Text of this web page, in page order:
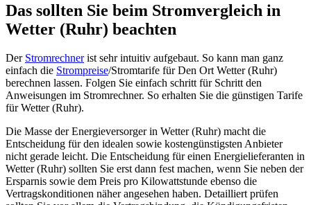
Das sollten Sie beim Stromvergleich in
Wetter (Ruhr) beachten
Der Stromrechnerist sehr intuitiv aufgebaut. So kann man ganz
einfach die Strompreise/Stromtarife für Den Ort Wetter (Ruhr)
berechnen lassen. Folgen Sie einfach schritt für Schritt den
Anweisungen im Stromrechner. So erhalten Sie die günstigen Tarife
für Wetter (Ruhr).
Die Masse der Energieversorger in Wetter (Ruhr) macht die
Entscheidung für den idealen sowie kostengünstigsten Anbieter
nicht gerade leicht. Die Entscheidung für einen Energielieferanten in
Wetter (Ruhr) sollten Sie erst dann fest machen, wenn Sie neben der
Ersparnis sowie dem Preis pro Kilowattstunde ebenso die
Vertragskonditionen näher angesehen haben. Detailliert prüfen